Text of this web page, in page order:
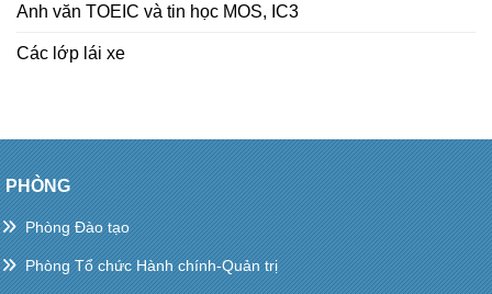
Anh văn TOEIC và tin học MOS, IC3
Các lớp lái xe
PHÒNG
Phòng Đào tạo
Phòng Tổ chức Hành chính-Quản trị